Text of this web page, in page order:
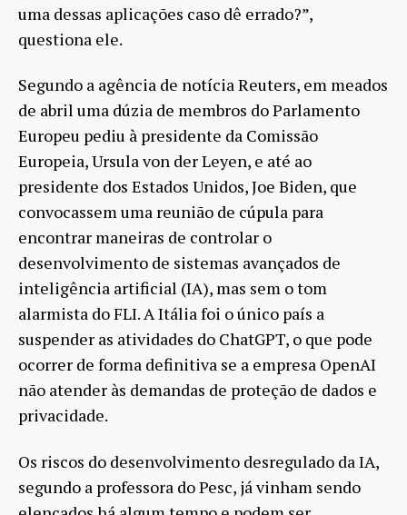
uma dessas aplicações caso dê errado?”,
questiona ele.
Segundo a agência de notícia Reuters, em meados
de abril uma dúzia de membros do Parlamento
Europeu pediu à presidente da Comissão
Europeia, Ursula von der Leyen, e até ao
presidente dos Estados Unidos, Joe Biden, que
convocassem uma reunião de cúpula para
encontrar maneiras de controlar o
desenvolvimento de sistemas avançados de
inteligência artificial (IA), mas sem o tom
alarmista do FLI. A Itália foi o único país a
suspender as atividades do ChatGPT, o que pode
ocorrer de forma definitiva se a empresa OpenAI
não atender às demandas de proteção de dados e
privacidade.
Os riscos do desenvolvimento desregulado da IA,
segundo a professora do Pesc, já vinham sendo